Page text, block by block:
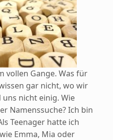
vollen Gange. Was für
gar nicht, wo wir
nicht einig. Wie
Namenssuche? Ich bin
Teenager hatte ich
Emma, Mia oder